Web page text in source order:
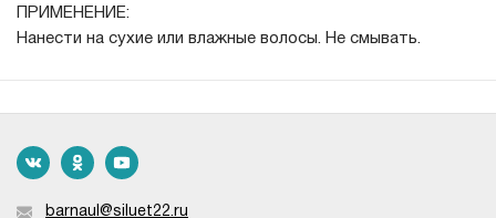
ПРИМЕНЕНИЕ:
Нанести на сухие или влажные волосы. Не смывать.
barnaul@siluet22.ru